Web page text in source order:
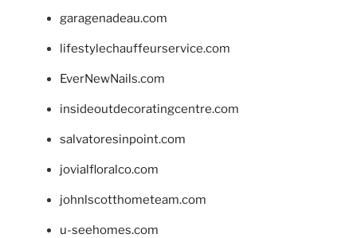
garagenadeau.com
lifestylechauffeurservice.com
EverNewNails.com
insideoutdecoratingcentre.com
salvatoresinpoint.com
jovialfloralco.com
johnlscotthometeam.com
u-seehomes.com